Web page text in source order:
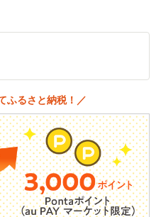
ふるさと納税！／